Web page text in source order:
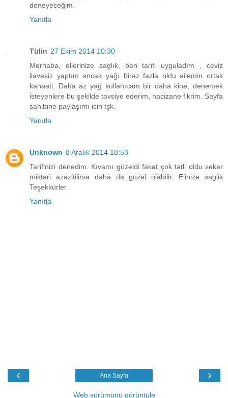
deneyeceğim.
Yanıtla
Tülin 27 Ekim 2014 10:30
Merhaba, ellerinize saglık, ben tarifi uyguladım , ceviz
ilavesiz yaptım ancak yağı biraz fazla oldu ailemin ortak
kanaati. Daha az yağ kullanıcam bir daha kine, denemek
isteyenlere bu şekilde tavsiye ederim, nacizane fikrim. Sayfa
sahibine paylaşımı icin tşk.
Yanıtla
Unknown 8 Aralık 2014 18:53
Tarifinizi denedim. Kıvamı güzeldi fakat çok tatli oldu seker
miktari azazltilirsa daha da guzel olabilir. Elinize saglik
Teşekkürler
Yanıtla
‹ ›
Ana Sayfa
Web sürümünü görüntüle